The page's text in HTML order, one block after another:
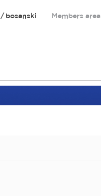
bosanski Members area